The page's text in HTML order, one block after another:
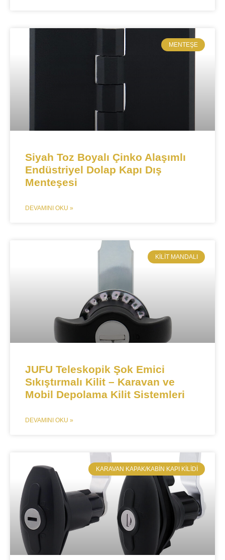
MENTEŞE​
​​​​​​Siyah Toz Boyalı Çinko Alaşımlı
Endüstriyel Dolap Kapı Dış
Menteşesi
DEVAMINI OKU »
KILIT MANDALI​
JUFU Teleskopik Şok Emici
Sıkıştırmalı Kilit – Karavan ve
Mobil Depolama Kilit Sistemleri​​
DEVAMINI OKU »
​KARAVAN KAPAK/KABIN KAPI KILIDI